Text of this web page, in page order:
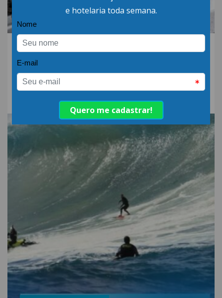
06.AGO.26 | POR: ABIH-SC
Qual a diferença entre
detergente alcalino e
neutro?